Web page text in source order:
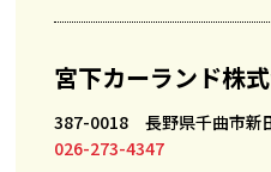
宮下カーランド株
387-0018 長野県千曲市新
026-273-4347